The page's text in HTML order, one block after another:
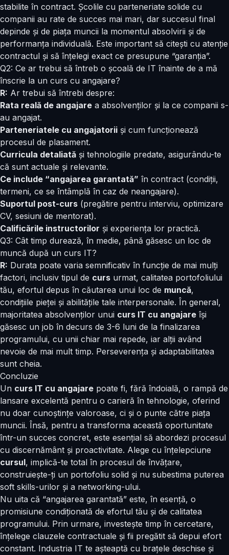
stabilite în contract. Școlile cu parteneriate solide cu
companii au rate de succes mai mari, dar succesul final
depinde și de piața muncii la momentul absolvirii și de
performanța individuală. Este important să citești cu atenție
contractul și să înțelegi exact ce presupune “garanția”.
Q2: Ce ar trebui să întreb o școală de IT înainte de a mă
înscrie la un curs cu angajare?
R: Ar trebui să întrebi despre:
Rata reală de angajare a absolvenților și la ce companii s-
au angajat.
Parteneriatele cu angajatorii și cum funcționează
procesul de plasament.
Curricula detaliată și tehnologiile predate, asigurându-te
că sunt actuale și relevante.
Ce include “angajarea garantată” în contract (condiții,
termeni, ce se întâmplă în caz de neangajare).
Suportul post-curs (pregătire pentru interviu, optimizare
CV, sesiuni de mentorat).
Calificările instructorilor și experiența lor practică.
Q3: Cât timp durează, în medie, până găsesc un loc de
muncă după un curs IT?
R: Durata poate varia semnificativ în funcție de mai mulți
factori, inclusiv tipul de curs urmat, calitatea portofoliului
tău, efortul depus în căutarea unui loc de muncă,
condițiile pieței și abilitățile tale interpersonale. În general,
majoritatea absolvenților unui curs IT cu angajare își
găsesc un job în decurs de 3-6 luni de la finalizarea
programului, cu unii chiar mai repede, iar alții având
nevoie de mai mult timp. Perseverența și adaptabilitatea
sunt cheia.
Concluzie
Un curs IT cu angajare poate fi, fără îndoială, o rampă de
lansare excelentă pentru o carieră în tehnologie, oferind
nu doar cunoștințe valoroase, ci și o punte către piața
muncii. Însă, pentru a transforma această oportunitate
într-un succes concret, este esențial să abordezi procesul
cu discernământ și proactivitate. Alege cu înțelepciune
cursul, implică-te total în procesul de învățare,
construiește-ți un portofoliu solid și nu subestima puterea
soft skills-urilor și a networking-ului.
Nu uita că “angajarea garantată” este, în esență, o
promisiune condiționată de efortul tău și de calitatea
programului. Prin urmare, investește timp în cercetare,
înțelege clauzele contractuale și fii pregătit să depui efort
constant. Industria IT te așteaptă cu brațele deschise și